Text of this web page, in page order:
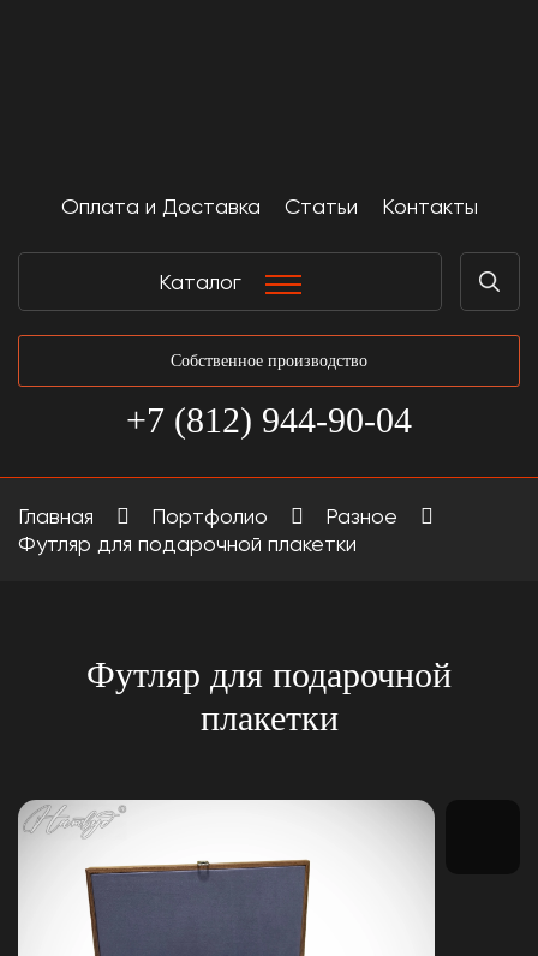
Оплата и Доставка Статьи Контакты
Каталог
Собственное производство
+7 (812) 944-90-04
Главная Портфолио
Разное
Футляр для подарочной плакетки
Футляр для подарочной
плакетки